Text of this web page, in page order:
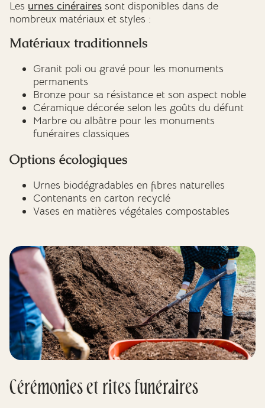
Les urnes cinéraires sont disponibles dans de
nombreux matériaux et styles :
Matériaux traditionnels
Granit poli ou gravé pour les monuments
permanents
Bronze pour sa résistance et son aspect noble
Céramique décorée selon les goûts du défunt
Marbre ou albâtre pour les monuments
funéraires classiques
Options écologiques
Urnes biodégradables en fibres naturelles
Contenants en carton recyclé
Vases en matières végétales compostables
Cérémonies et rites funéraires